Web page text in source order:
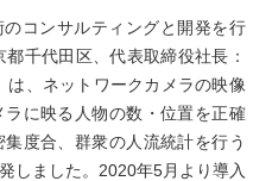
コンサルティングと開発を行
千代田区、代表取締役社長：
、ネットワークカメラの映像
に映る人物の数・位置を正確
度合、群衆の人流統計を行う
しました。2020年5月より導入